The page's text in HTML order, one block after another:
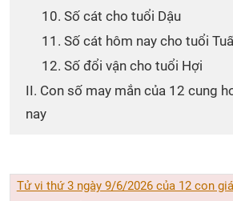
10. Số cát cho tuổi Dậu
11. Số cát hôm nay cho tuổi
12. Số đổi vận cho tuổi Hợi
II. Con số may mắn của 12 cung
nay
Tử vi thứ 3 ngày 9/6/2026 của 12 con